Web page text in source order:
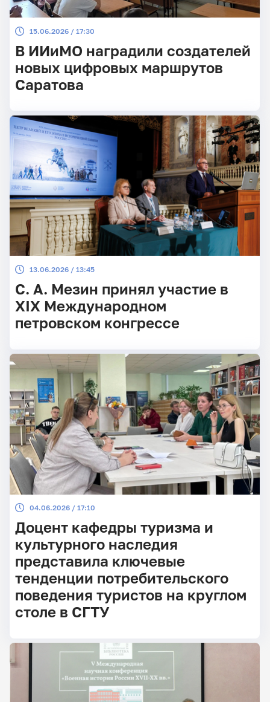
15.06.2026 / 17:30
В ИИиМО наградили создателей
новых цифровых маршрутов
Саратова
13.06.2026 / 13:45
С. А. Мезин принял участие в
XIX Международном
петровском конгрессе
04.06.2026 / 17:10
Доцент кафедры туризма и
культурного наследия
представила ключевые
тенденции потребительского
поведения туристов на круглом
столе в СГТУ